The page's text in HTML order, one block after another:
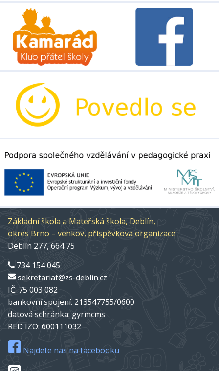
Základní škola a Mateřská škola, Deblín,
okres Brno – venkov, příspěvková organizace
Deblín 277, 664 75
734 154 045
sekretariat@zs-deblin.cz
IČ: 75 003 082
bankovní spojení: 213547755/0600
datová schránka: gyrmcms
RED IZO: 600111032
Najdete nás na facebooku